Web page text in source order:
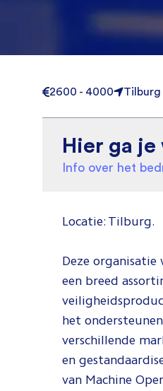
2600 - 4000 Tilburg
Hier ga
Info over het
Locatie: Tilburg.
Deze
een breed
het
verschillende
en
van Machine